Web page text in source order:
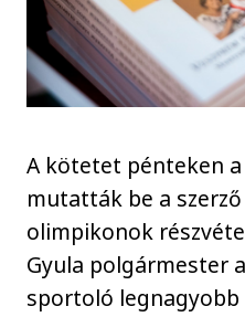
A kötetet pénteken a
mutatták be a
olimpikonok
Gyula polgármester
sportoló legnagyobb